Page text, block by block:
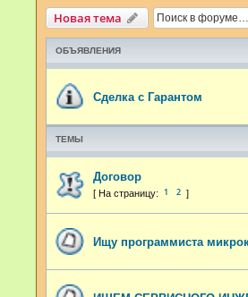
Новая тема
ОБЪЯВЛЕНИЯ
Сделка с Гарантом
ТЕМЫ
Договор
1 2
Ищу программиста